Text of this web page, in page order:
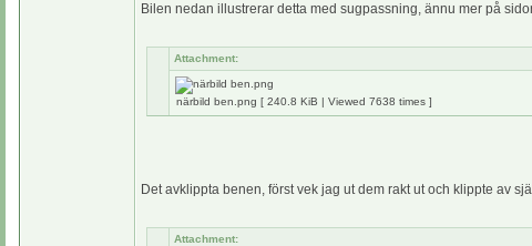
Bilen nedan illustrerar detta med sugpassning, ännu mer på
Attachment:
närbild ben.png [ 240.8 KiB | Viewed 7638 times ]
Det avklippta benen, först vek jag ut dem rakt ut och klippte av
Attachment: